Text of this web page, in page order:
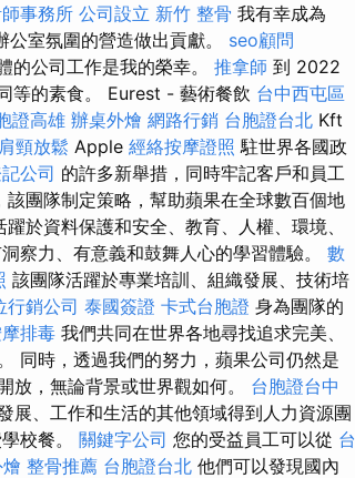
事務所 公司設立 新竹 整骨 我有幸成為
室氛圍的營造做出貢獻。 seo顧問
的公司工作是我的榮幸。 推拿師 到 2022
等的素食。 Eurest - 藝術餐飲 台中西屯區
證高雄 辦桌外燴 網路行銷 台胞證台北 Kft
頸放鬆 Apple 經絡按摩證照 駐世界各國政
公司 的許多新舉措，同時牢記客戶和員工
團隊制定策略，幫助蘋果在全球數百個地
躍於資料保護和安全、教育、人權、環境、
察力、有意義和鼓舞人心的學習體驗。 數
該團隊活躍於專業培訓、組織發展、技術培
行銷公司 泰國簽證 卡式台胞證 身為團隊的
排毒 我們共同在世界各地尋找追求完美、
同時，透過我們的努力，蘋果公司仍然是
，無論背景或世界觀如何。 台胞證台中
展、工作和生活的其他領域得到人力資源團
校餐。 關鍵字公司 您的受益員工可以從 台
整骨推薦 台胞證台北 他們可以發現國內